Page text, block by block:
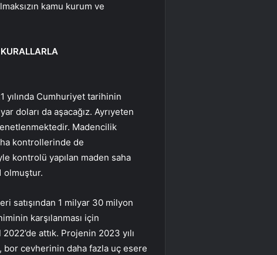
kamu kurum ve
yılında Cumhuriyet tarihinin
doları da aşacağız. Ayrıyeten
Madencilik
kontrollerinde de
kontrolü yapılan maden saha
olmuştur.
satışından 1 milyar 30 milyon
karşılanması için
attık. Projenin 2023 yılı
bor cevherinin daha fazla uç esere